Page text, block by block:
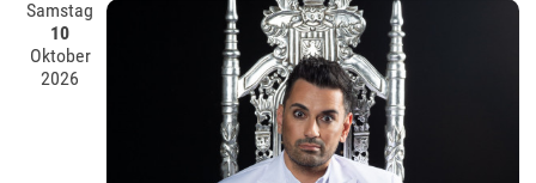
Samstag
10
Oktober
2026